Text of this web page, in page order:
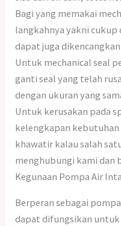
Bagi yang memakai
langkahnya yakni cukup
dapat juga
Untuk mechanical seal
ganti seal yang telah
dengan ukuran yang
Untuk kerusakan pada
kelengkapan
khawatir kalau salah
menghubungi kami dan
Kegunaan Pompa Air
Berperan sebagai
dapat difungsikan untuk